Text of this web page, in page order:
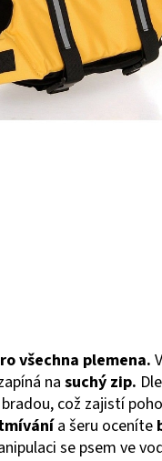
všechna plemena.
na suchý zip.
což zajistí
a šeru oceníte
se psem ve